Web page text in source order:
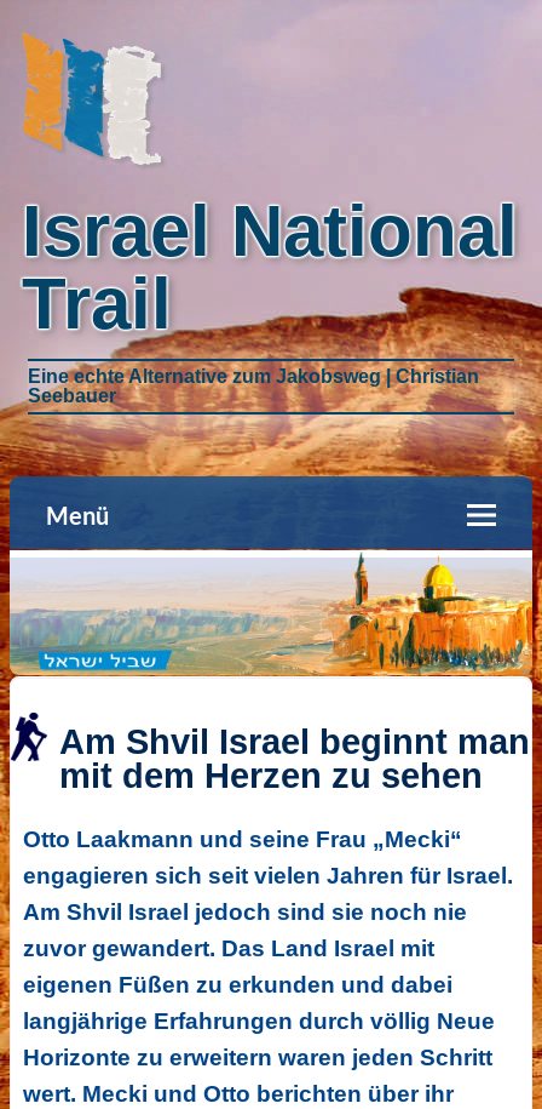
Israel National
Trail
Eine echte Alternative zum Jakobsweg | Christian
Seebauer
Menü
Am Shvil Israel beginnt man
mit dem Herzen zu sehen
Otto Laakmann und seine Frau „Mecki“
engagieren sich seit vielen Jahren für Israel.
Am Shvil Israel jedoch sind sie noch nie
zuvor gewandert. Das Land Israel mit
eigenen Füßen zu erkunden und dabei
langjährige Erfahrungen durch völlig Neue
Horizonte zu erweitern waren jeden Schritt
wert. Mecki und Otto berichten über ihr